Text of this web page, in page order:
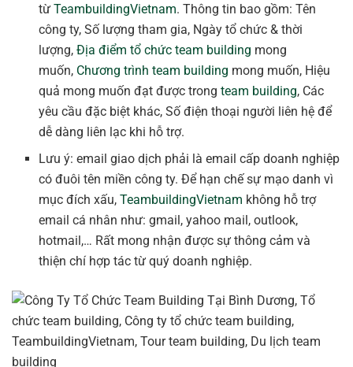
từTeambuildingVietnam. Thông tin bao gồm: Tên
công ty, Số lượng tham gia, Ngày tổ chức & thời
lượng,Địa điểm tổ chức team building mong
muốn, Chương trình team building mong muốn, Hiệu
quả mong muốn đạt được trongteam building, Các
yêu cầu đặc biệt khác, Số điện thoại người liên hệ để
dễ dàng liên lạc khi hỗ trợ.
Lưu ý: email giao dịch phải là email cấp doanh nghiệp
có đuôi tên miền công ty. Để hạn chế sự mạo danh vì
mục đích xấu,TeambuildingVietnam không hỗ trợ
email cá nhân như: gmail, yahoo mail, outlook,
hotmail,… Rất mong nhận được sự thông cảm và
thiện chí hợp tác từ quý doanh nghiệp.